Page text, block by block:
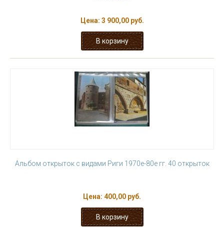
Цена: 3 900,00 руб.
Альбом открыток с видами Риги 1970е-80е гг. 40 открыток
Цена: 400,00 руб.